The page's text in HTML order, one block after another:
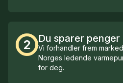
2 Du sparer penger
Vi forhandler frem
Norges ledende
for deg.